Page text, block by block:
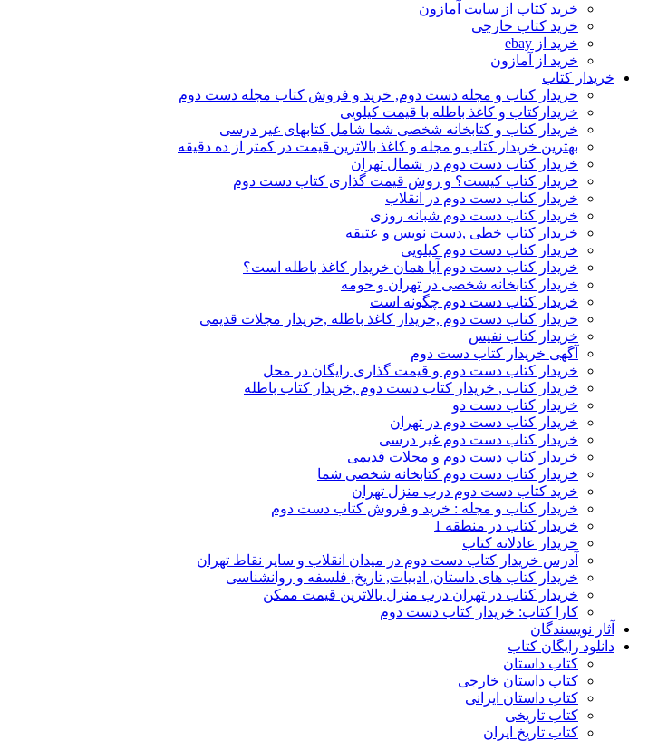
خرید کتاب از سایت آمازون
خرید کتاب خارجی
خرید از ebay
خرید از آمازون
خریدار کتاب
خریدار کتاب و مجله دست دوم, خرید و فروش کتاب مجله دست دوم
خریدارکتاب و کاغذ باطله با قیمت کیلویی
خریدار کتاب و کتابخانه شخصی شما شامل کتابهای غیر درسی
بهترین خریدار کتاب و مجله و کاغذ بالاترین قیمت در کمتر از ده دقیقه
خریدار کتاب دست دوم در شمال تهران
خریدار کتاب کیست؟ و روش قیمت گذاری کتاب دست دوم
خریدار کتاب دست دوم در انقلاب
خریدار کتاب دست دوم شبانه روزی
خریدار کتاب خطی ,دست نویس و عتیقه
خریدار کتاب دست دوم کیلویی
خریدار کتاب دست دوم آیا همان خریدار کاغذ باطله است؟
خریدار کتابخانه شخصی در تهران و حومه
خریدار کتاب دست دوم چگونه است
خریدار کتاب دست دوم ,خریدار کاغذ باطله ,خریدار مجلات قدیمی
خریدار کتاب نفیس
آگهی خریدار کتاب دست دوم
خریدار کتاب دست دوم و قیمت گذاری رایگان در محل
خریدار کتاب , خریدار کتاب دست دوم ,خریدار کتاب باطله
خریدار کتاب دست دو
خریدار کتاب دست دوم در تهران
خریدار کتاب دست دوم غیر درسی
خریدار کتاب دست دوم و مجلات قدیمی
خریدار کتاب دست دوم کتابخانه شخصی شما
خرید کتاب دست دوم درب منزل تهران
خریدار کتاب و مجله : خرید و فروش کتاب دست دوم
خریدار کتاب در منطقه 1
خریدار عادلانه کتاب
آدرس خریدار کتاب دست دوم در میدان انقلاب و سایر نقاط تهران
خریدار کتاب های داستان, ادبیات, تاریخ, فلسفه و روانشناسی
خریدار کتاب در تهران درب منزل بالاترین قیمت ممکن
کارا کتاب: خریدار کتاب دست دوم
آثار نویسندگان
دانلود رایگان کتاب
کتاب داستان
کتاب داستان خارجی
کتاب داستان ایرانی
کتاب تاریخی
کتاب تاریخ ایران